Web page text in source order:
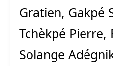
Gratien, Gakpé
Tchèkpé Pierre,
Solange